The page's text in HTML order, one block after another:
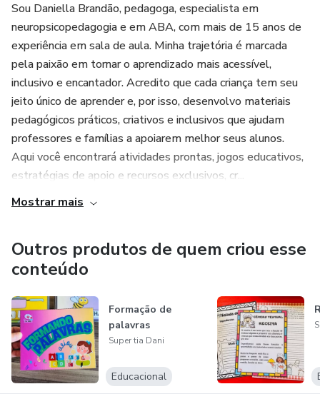
desenvolvimento dos filhos de forma divertida e
significativa!
🧩 Um recurso completo para trabalhar som + gesto +
grafismo = aprendizagem com propósito.
Sou Daniella Brandão, pedagoga, especialista em
neuropsicopedagogia e em ABA, com mais de 15 anos de
experiência em sala de aula. Minha trajetória é marcada
pela paixão em tornar o aprendizado mais acessível,
inclusivo e encantador. Acredito que cada criança tem seu
jeito único de aprender e, por isso, desenvolvo materiais
pedagógicos práticos, criativos e inclusivos que ajudam
professores e famílias a apoiarem melhor seus alunos.
Aqui você encontrará atividades prontas, jogos educativos,
estratégias de apoio e recursos exclusivos, cr...
Mostrar mais
Outros produtos de quem criou esse
conteúdo
Formação de
palavras
Super tia Dani
Educacional